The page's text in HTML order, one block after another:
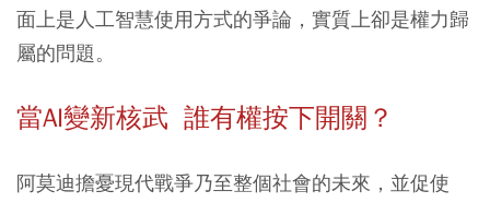
面上是人工智慧使用方式的爭論，實質上卻是權力歸
屬的問題。
當AI變新核武 誰有權按下開關？
阿莫迪擔憂現代戰爭乃至整個社會的未來，並促使